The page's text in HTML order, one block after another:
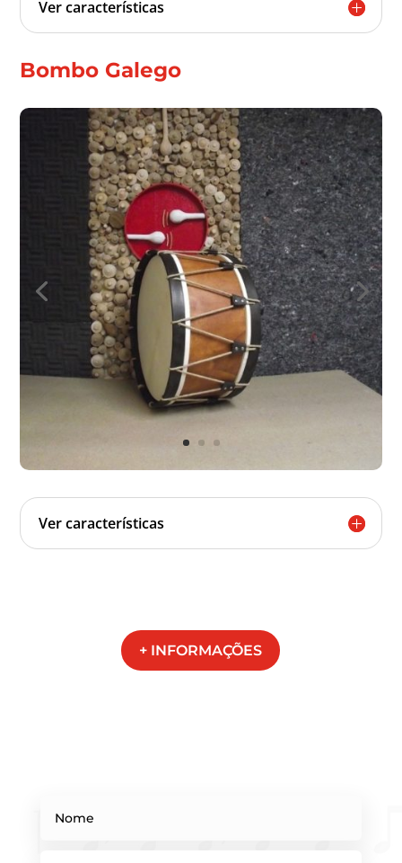
Ver características
Bombo Galego
Ver características
+ INFORMAÇÕES